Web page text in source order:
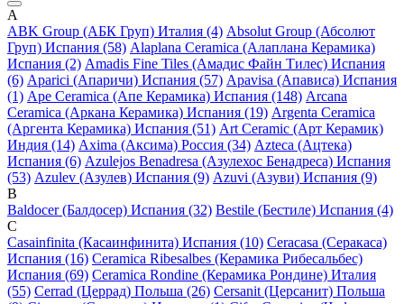
A
ABK Group (АБК Груп) Италия (4) Absolut Group (Абсолют
Груп) Испания (58) Alaplana Ceramica (Алаплана Керамика)
Испания (2) Amadis Fine Tiles (Амадис Файн Тилес) Испания
(6) Aparici (Апаричи) Испания (57) Apavisa (Апависа) Испания
(1) Ape Ceramica (Апе Керамика) Испания (148) Arcana
Ceramica (Аркана Керамика) Испания (19) Argenta Ceramica
(Аргента Керамика) Испания (51) Art Ceramic (Арт Керамик)
Индия (14) Axima (Аксима) Россия (34) Azteca (Ацтека)
Испания (6) Azulejos Benadresa (Азулехос Бенадреса) Испания
(53) Azulev (Азулев) Испания (9) Azuvi (Азуви) Испания (9)
B
Baldocer (Балдосер) Испания (32) Bestile (Бестиле) Испания (4)
C
Casainfinita (Касаинфинита) Испания (10) Ceracasa (Серакаса)
Испания (16) Ceramica Ribesalbes (Керамика Рибесальбес)
Испания (69) Ceramica Rondine (Керамика Рондине) Италия
(55) Cerrad (Церрад) Польша (26) Cersanit (Церсанит) Польша